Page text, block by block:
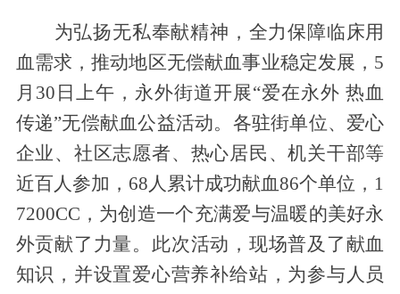
为弘扬无私奉献精神，全力保障临床用
血需求，推动地区无偿献血事业稳定发展， 5
月30日上午，永外街道开展“爱在永外 热血
传递”无偿献血公益活动。各驻街单位、爱心
企业、社区志愿者、 热心居民 、机关干部等
近百人参加， 68人累计成功献血86个单位，1
7200CC ，为创造一个充满爱与温暖的美好永
外贡献了力量。 此次活动 ， 现场普及了献血
知识，并设置爱心营养补给站，为参与人员